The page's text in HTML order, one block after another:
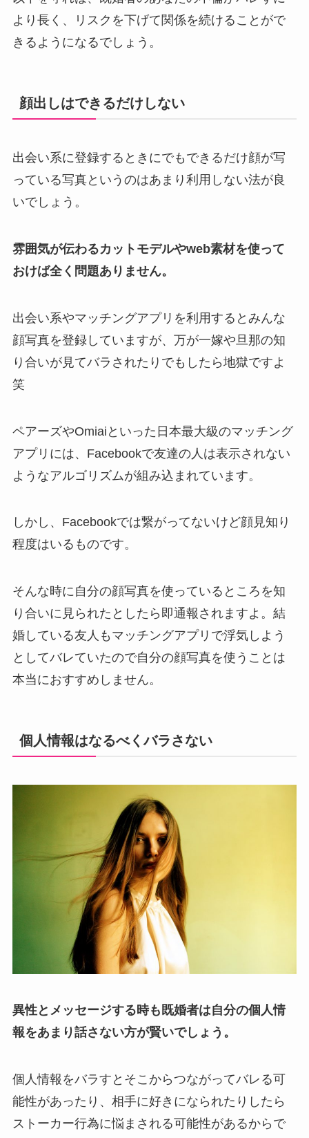
より長く、リスクを下げて関係を続けることがで
きるようになるでしょう。
顔出しはできるだけしない
出会い系に登録するときにでもできるだけ顔が写
っている写真というのはあまり利用しない法が良
いでしょう。
雰囲気が伝わるカットモデルやweb素材を使って
おけば全く問題ありません。
出会い系やマッチングアプリを利用するとみんな
顔写真を登録していますが、万が一嫁や旦那の知
り合いが見てバラされたりでもしたら地獄ですよ
笑
ペアーズやOmiaiといった日本最大級のマッチング
アプリには、Facebookで友達の人は表示されない
ようなアルゴリズムが組み込まれています。
しかし、Facebookでは繋がってないけど顔見知り
程度はいるものです。
そんな時に自分の顔写真を使っているところを知
り合いに見られたとしたら即通報されますよ。結
婚している友人もマッチングアプリで浮気しよう
としてバレていたので自分の顔写真を使うことは
本当におすすめしません。
個人情報はなるべくバラさない
異性とメッセージする時も既婚者は自分の個人情
報をあまり話さない方が賢いでしょう。
個人情報をバラすとそこからつながってバレる可
能性があったり、相手に好きになられたりしたら
ストーカー行為に悩まされる可能性があるからで